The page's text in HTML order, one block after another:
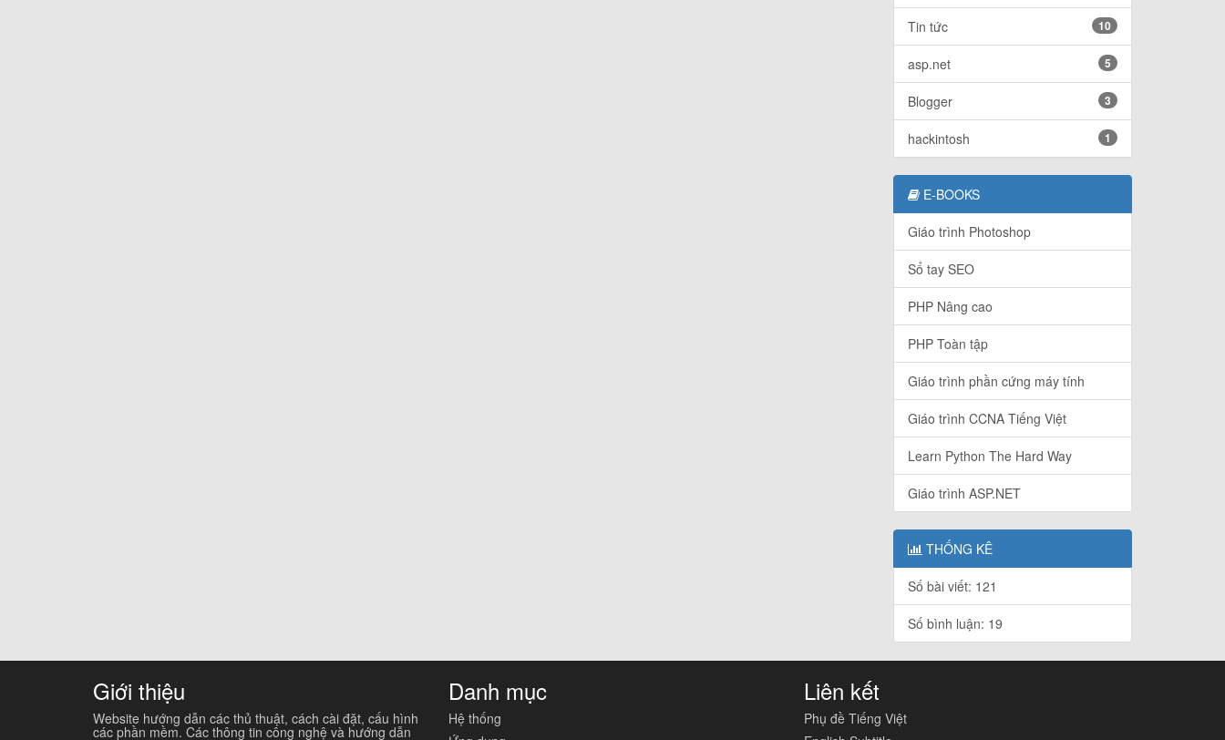
Tin tức 10
asp.net 5
Blogger 3
hackintosh 1
E-BOOKS
Giáo trình Photoshop
Sổ tay SEO
PHP Nâng cao
PHP Toàn tập
Giáo trình phần cứng máy tính
Giáo trình CCNA Tiếng Việt
Learn Python The Hard Way
Giáo trình ASP.NET
THỐNG KÊ
Số bài viết: 121
Số bình luận: 19
Giới thiệu
Website hướng dẫn các thủ thuật, cách cài đặt, cấu hình
các phần mềm. Các thông tin công nghệ và hướng dẫn
Danh mục
Hệ thống
Liên kết
Phụ đề Tiếng Việt